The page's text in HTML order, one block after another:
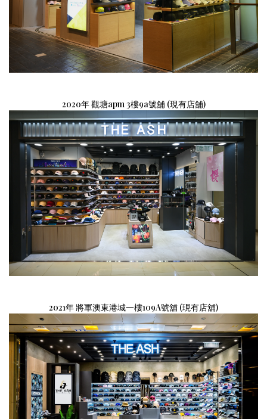
2020年 觀塘apm 3樓9a號舖 (現有店舖)
2021年將軍澳東港城一樓109A號舖 (現有店舖)